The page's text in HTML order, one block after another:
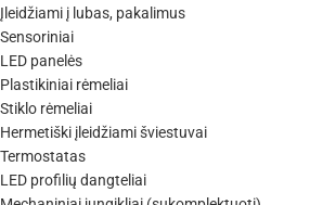
Įleidžiami į lubas, pakalimus
Sensoriniai
LED panelės
Plastikiniai rėmeliai
Stiklo rėmeliai
Hermetiški įleidžiami šviestuvai
Termostatas
LED profilių dangteliai